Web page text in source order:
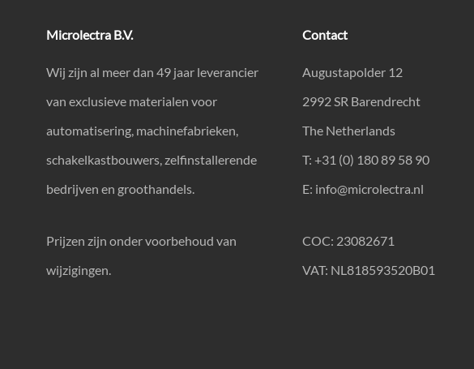
Microlectra B.V.
Wij zijn al meer dan 49 jaar leverancier
van exclusieve materialen voor
automatisering, machinefabrieken,
schakelkastbouwers, zelfinstallerende
bedrijven en groothandels.
Prijzen zijn onder voorbehoud van
wijzigingen.
Contact
Augustapolder 12
2992 SR Barendrecht
The Netherlands
T: +31 (0) 180 89 58 90
E: info@microlectra.nl
COC: 23082671
VAT: NL818593520B01